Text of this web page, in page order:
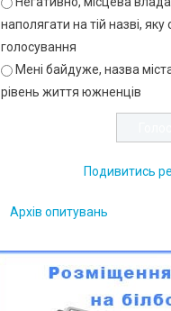
наполягати на тій назві,
голосування
Мені байдуже, назва
рівень життя южненців
Подивитись
Архів опитувань